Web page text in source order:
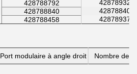
428788792
428789322
428788840
428788408
428788458 428789370
Port modulaire à angle droit Nombre de